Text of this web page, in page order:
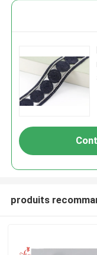
produits